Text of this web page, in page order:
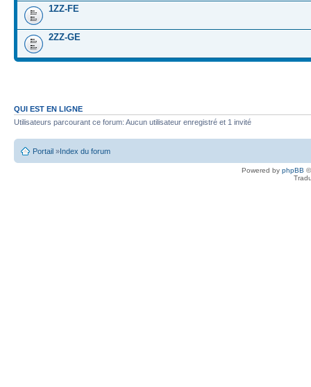
1ZZ-FE
2ZZ-GE
QUI EST EN LIGNE
Utilisateurs parcourant ce forum: Aucun utilisateur enregistré et 1 invité
Portail »Index du forum
Powered by phpBB